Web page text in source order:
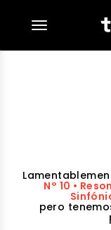
desplegar
N° 10 •
pero